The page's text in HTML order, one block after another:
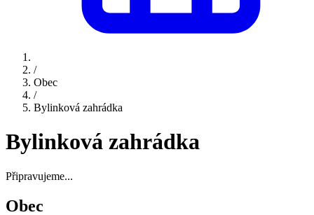
/
Obec
/
Bylinková zahrádka
Bylinková zahrádka
Připravujeme...
Obec